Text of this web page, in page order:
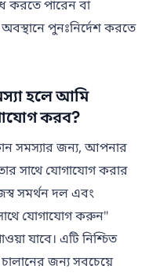
করতে পারেন বা
পুনঃনির্দেশ করতে
হলে আমি
করব?
সমস্যার জন্য, আপনার
সাথে যোগাযোগ করার
সমর্থন দল এবং
যোগাযোগ করুন"
যাবে। এটি নিশ্চিত
জন্য সবচেয়ে